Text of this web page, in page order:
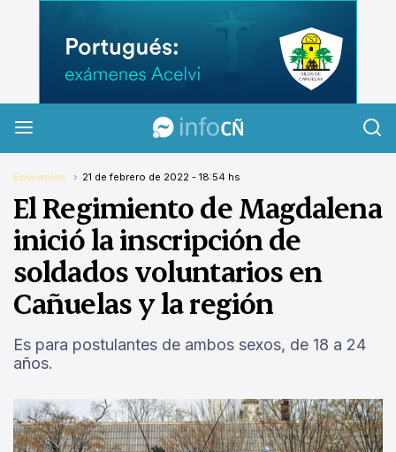
InfoCañuelas
Educación 21 de febrero de 2022 - 18:54 hs
El Regimiento de Magdalena
inició la inscripción de
soldados voluntarios en
Cañuelas y la región
Es para postulantes de ambos sexos, de 18 a 24
años.